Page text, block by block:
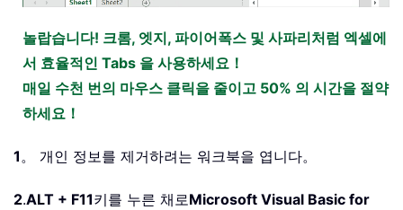
놀랍습니다! 크롬, 엣지, 파이어폭스 및 사파리처럼 엑셀에
서 효율적인 Tabs 을 사용하세요！
매일 수천 번의 마우스 클릭을 줄이고 50% 의 시간을 절약
하세요！
1。 개인 정보를 제거하려는 워크북을 엽니다。
2.ALT + F11키를 누른 채로Microsoft Visual Basic for